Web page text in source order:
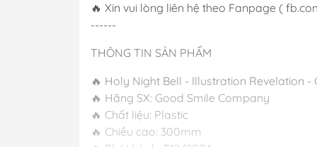
🔥 Xin vui lòng liên hệ theo Fanpage (
------
THÔNG TIN SẢN PHẨM
🔥 Holy Night Bell - Illustration Revelation
🔥 Hãng SX: Good Smile Company
🔥 Chất liệu: Plastic
🔥 Chiều cao: 300mm